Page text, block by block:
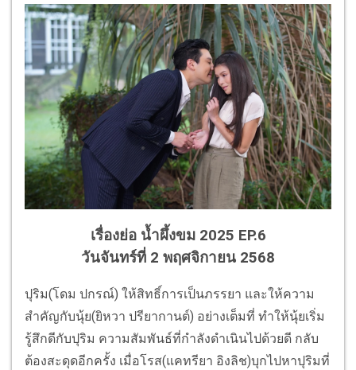
เรื่องย่อ น้ำผึ้งขม 2025 EP.6
วันจันทร์ที่ 2 พฤศจิกายน 2568
ปุริม(โดม ปกรณ์) ให้สิทธิ์การเป็นภรรยา และให้ความ
สำคัญกับนุ้ย(ยิหวา ปรียากานต์) อย่างเต็มที่ ทำให้นุ้ยเริ่ม
รู้สึกดีกับปุริม ความสัมพันธ์ที่กำลังดำเนินไปด้วยดี กลับ
ต้องสะดุดอีกครั้ง เมื่อโรส(แคทรียา อิงลิช)บุกไปหาปุริมที่